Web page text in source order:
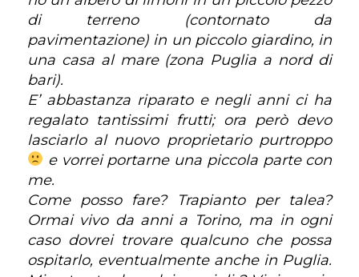
di terreno (contornato da
pavimentazione) in un piccolo giardino, in
una casa al mare (zona Puglia a nord di
bari).
E’ abbastanza riparato e negli anni ci ha
regalato tantissimi frutti; ora però devo
lasciarlo al nuovo proprietario purtroppo
e vorrei portarne una piccola parte con
me.
Come posso fare? Trapianto per talea?
Ormai vivo da anni a Torino, ma in ogni
caso dovrei trovare qualcuno che possa
ospitarlo, eventualmente anche in Puglia.